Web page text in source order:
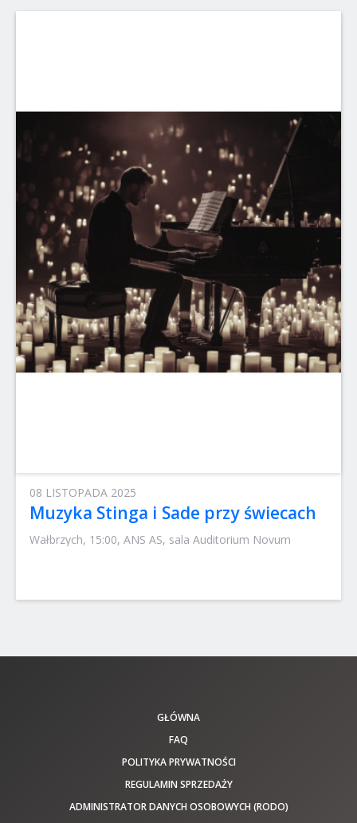
08 LISTOPADA 2025
Muzyka Stinga i Sade przy świecach
Wałbrzych, 15:00, ANS AS, sala Auditorium Novum
GŁÓWNA
FAQ
POLITYKA PRYWATNOŚCI
REGULAMIN SPRZEDAŻY
ADMINISTRATOR DANYCH OSOBOWYCH (RODO)